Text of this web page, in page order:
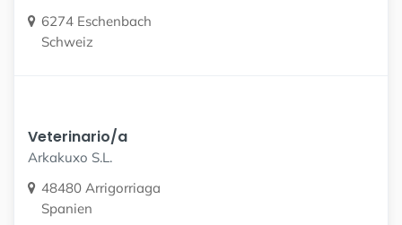
6274 Eschenbach
Schweiz
Veterinario/a
Arkakuxo S.L.
48480 Arrigorriaga
Spanien